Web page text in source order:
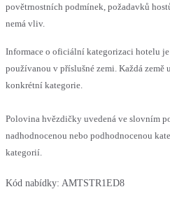
povětrnostních podmínek, požadavků
nemá vliv.
Informace o oficiální kategorizaci hotelu
používanou v příslušné zemi. Každá
konkrétní kategorie.
Polovina hvězdičky uvedená ve slovním
nadhodnocenou nebo podhodnocenou
kategorií.
Kód nabídky: AMTSTR1ED8